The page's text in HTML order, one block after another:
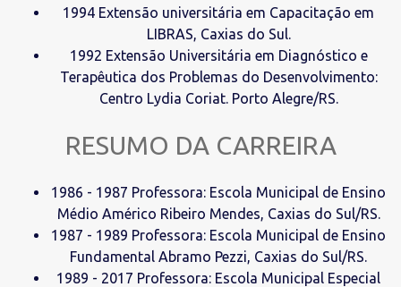
1994 Extensão universitária em Capacitação em
LIBRAS, Caxias do Sul.
1992 Extensão Universitária em Diagnóstico e
Terapêutica dos Problemas do Desenvolvimento:
Centro Lydia Coriat. Porto Alegre/RS.
RESUMO DA CARREIRA
1986 - 1987 Professora: Escola Municipal de Ensino
Médio Américo Ribeiro Mendes, Caxias do Sul/RS.
1987 - 1989 Professora: Escola Municipal de Ensino
Fundamental Abramo Pezzi, Caxias do Sul/RS.
1989 - 2017 Professora: Escola Municipal Especial